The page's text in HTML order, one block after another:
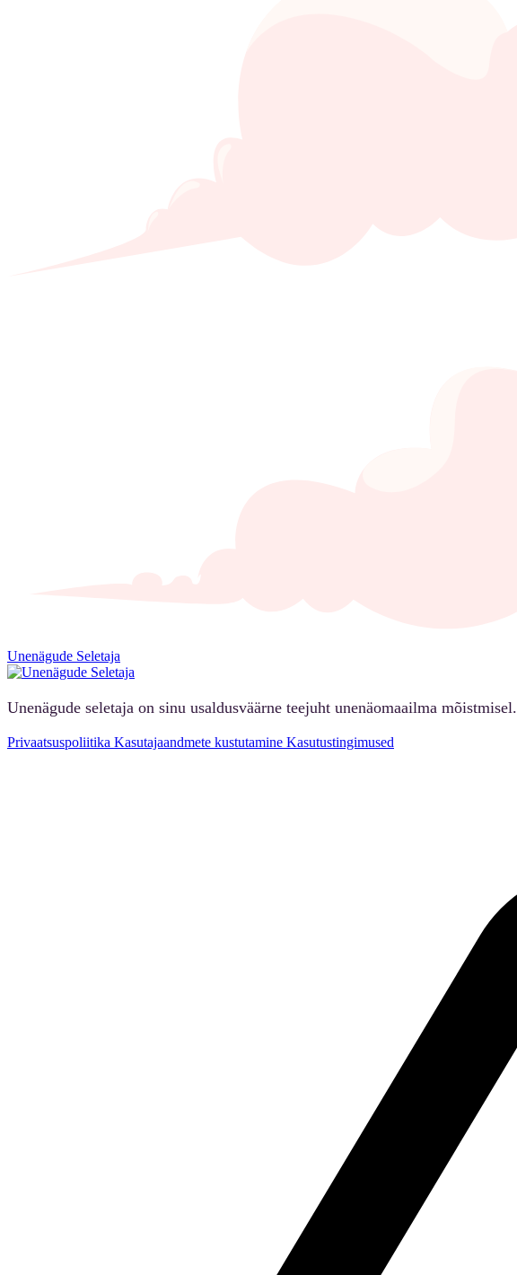
Unenägude Seletaja
Unenägude seletaja on sinu usaldusväärne teejuht unenäomaailma mõistmisel.
Privaatsuspoliitika Kasutajaandmete kustutamine Kasutustingimused